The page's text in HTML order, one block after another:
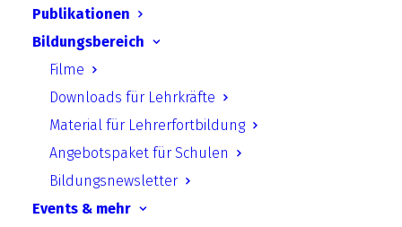
Publikationen
Bildungsbereich
Filme
Downloads für Lehrkräfte
Material für Lehrerfortbildung
Angebotspaket für Schulen
Bildungsnewsletter
Events & mehr
Städten “.